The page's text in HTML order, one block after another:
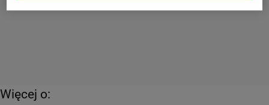
Więcej o: